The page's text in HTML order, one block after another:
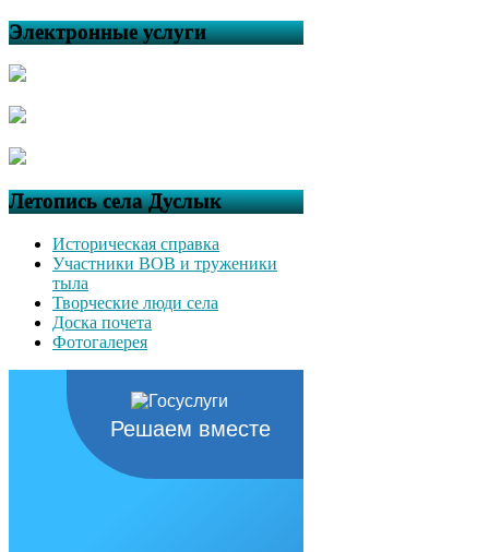
Электронные услуги
Летопись села Дуслык
Историческая справка
Участники ВОВ и труженики
тыла
Творческие люди села
Доска почета
Фотогалерея
Решаем вместе